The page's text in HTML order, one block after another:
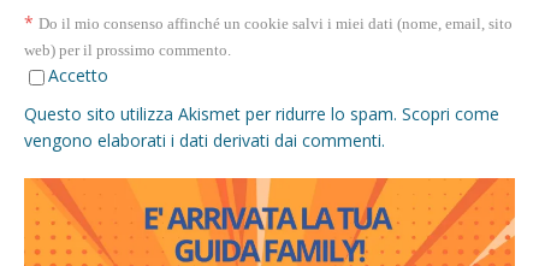
* Do il mio consenso affinché un cookie salvi i miei dati (nome, email, sito
web) per il prossimo commento.
Accetto
Questo sito utilizza Akismet per ridurre lo spam. Scopri come
vengono elaborati i dati derivati dai commenti.